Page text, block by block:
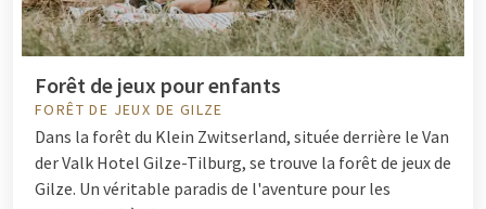
Forêt de jeux pour enfants
FORÊT DE JEUX DE GILZE
Dans la forêt du Klein Zwitserland, située derrière le Van
der Valk Hotel Gilze-Tilburg, se trouve la forêt de jeux de
Gilze. Un véritable paradis de l'aventure pour les